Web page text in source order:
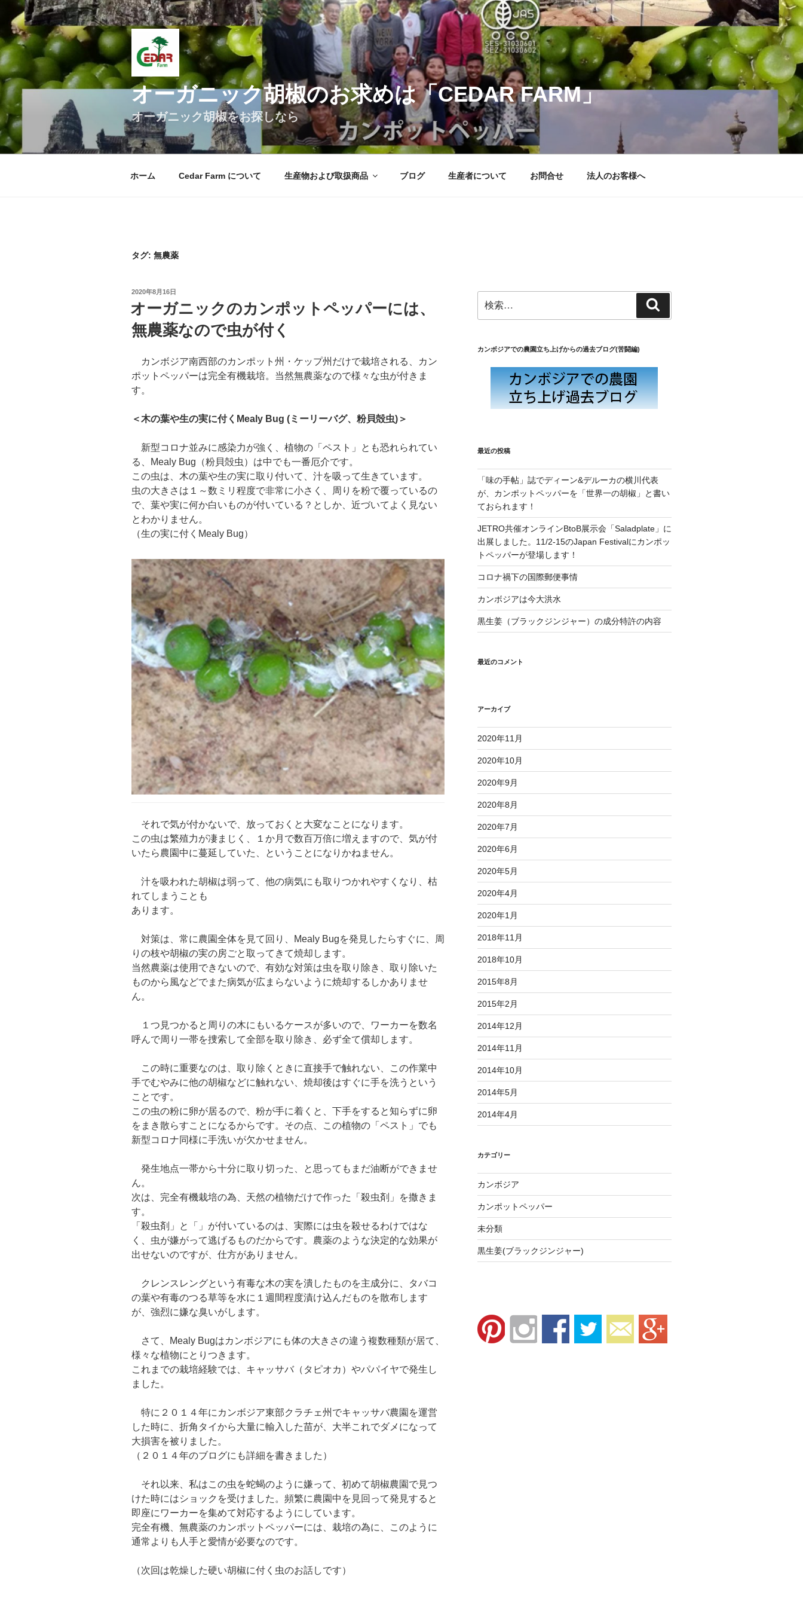
テ
ン
ツ
へ
ス
キ
ッ
プ
オーガニック胡椒のお求めは「CEDAR FARM」
オーガニック胡椒をお探しなら
ホーム Cedar Farm について 生産物および取扱商品 ブログ 生産者について お問合せ 法人のお客様へ
タグ: 無農薬
投
日:
2020年8月16日
オーガニックのカンポットペッパーには、
無農薬なので虫が付く
カンボジア南西部のカンポット州・ケップ州だけで栽培される、カン
ポットペッパーは完全有機栽培。当然無農薬なので様々な虫が付きま
す。
＜木の葉や生の実に付くMealy Bug (ミーリーバグ、粉貝殻虫)＞
新型コロナ並みに感染力が強く、植物の「ペスト」とも恐れられてい
る、Mealy Bug（粉貝殻虫）は中でも一番厄介です。
この虫は、木の葉や生の実に取り付いて、汁を吸って生きています。
虫の大きさは１～数ミリ程度で非常に小さく、周りを粉で覆っているの
で、葉や実に何か白いものが付いている？としか、近づいてよく見ない
とわかりません。
（生の実に付くMealy Bug）
それで気が付かないで、放っておくと大変なことになります。
この虫は繁殖力が凄まじく、１か月で数百万倍に増えますので、気が付
いたら農園中に蔓延していた、ということになりかねません。
汁を吸われた胡椒は弱って、他の病気にも取りつかれやすくなり、枯
れてしまうことも
あります。
対策は、常に農園全体を見て回り、Mealy Bugを発見したらすぐに、周
りの枝や胡椒の実の房ごと取ってきて焼却します。
当然農薬は使用できないので、有効な対策は虫を取り除き、取り除いた
ものから風などでまた病気が広まらないように焼却するしかありませ
ん。
１つ見つかると周りの木にもいるケースが多いので、ワーカーを数名
呼んで周り一帯を捜索して全部を取り除き、必ず全て償却します。
この時に重要なのは、取り除くときに直接手で触れない、この作業中
手でむやみに他の胡椒などに触れない、焼却後はすぐに手を洗うという
ことです。
この虫の粉に卵が居るので、粉が手に着くと、下手をすると知らずに卵
をまき散らすことになるからです。その点、この植物の「ペスト」でも
新型コロナ同様に手洗いが欠かせません。
発生地点一帯から十分に取り切った、と思ってもまだ油断ができませ
ん。
次は、完全有機栽培の為、天然の植物だけで作った「殺虫剤」を撒きま
す。
「殺虫剤」と「」が付いているのは、実際には虫を殺せるわけではな
く、虫が嫌がって逃げるものだからです。農薬のような決定的な効果が
出せないのですが、仕方がありません。
クレンスレングという有毒な木の実を潰したものを主成分に、タバコ
の葉や有毒のつる草等を水に１週間程度漬け込んだものを散布します
が、強烈に嫌な臭いがします。
さて、Mealy Bugはカンボジアにも体の大きさの違う複数種類が居て、
様々な植物にとりつきます。
これまでの栽培経験では、キャッサバ（タピオカ）やパパイヤで発生し
ました。
特に２０１４年にカンボジア東部クラチェ州でキャッサバ農園を運営
した時に、折角タイから大量に輸入した苗が、大半これでダメになって
大損害を被りました。
（２０１４年のブログにも詳細を書きました）
それ以来、私はこの虫を蛇蝎のように嫌って、初めて胡椒農園で見つ
けた時にはショックを受けました。頻繁に農園中を見回って発見すると
即座にワーカーを集めて対応するようにしています。
完全有機、無農薬のカンポットペッパーには、栽培の為に、このように
通常よりも人手と愛情が必要なのです。
（次回は乾燥した硬い胡椒に付く虫のお話しです）
索:
索
カンボジアでの農園立ち上げからの過去ブログ(苦闘編)
最近の投稿
「味の手帖」誌でディーン&デルーカの横川代表
が、カンポットペッパーを「世界一の胡椒」と書い
ておられます！
JETRO共催オンラインBtoB展示会「Saladplate」に
出展しました。11/2-15のJapan Festivalにカンポッ
トペッパーが登場します！
コロナ禍下の国際郵便事情
カンボジアは今大洪水
黒生姜（ブラックジンジャー）の成分特許の内容
最近のコメント
アーカイブ
2020年11月
2020年10月
2020年9月
2020年8月
2020年7月
2020年6月
2020年5月
2020年4月
2020年1月
2018年11月
2018年10月
2015年8月
2015年2月
2014年12月
2014年11月
2014年10月
2014年5月
2014年4月
カテゴリー
カンボジア
カンポットペッパー
未分類
黒生姜(ブラックジンジャー)